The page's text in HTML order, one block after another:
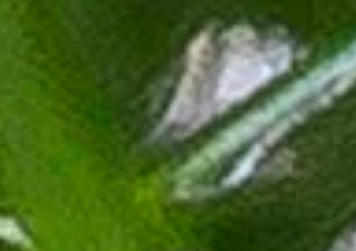
Zimmerpflanze, die mit ihren
Beliebtheit bei Pflanzenliebhabern
Flair. Insgesamt ist die Alocasia eine
für Anfänger als auch für erfahrene